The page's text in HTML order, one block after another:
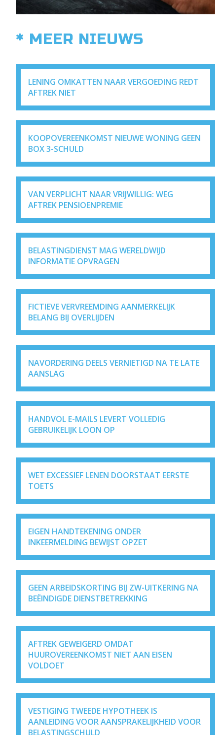
* MEER NIEUWS
LENING OMKATTEN NAAR VERGOEDING REDT
AFTREK NIET
KOOPOVEREENKOMST NIEUWE WONING GEEN
BOX 3-SCHULD
VAN VERPLICHT NAAR VRIJWILLIG: WEG
AFTREK PENSIOENPREMIE
BELASTINGDIENST MAG WERELDWIJD
INFORMATIE OPVRAGEN
FICTIEVE VERVREEMDING AANMERKELIJK
BELANG BIJ OVERLIJDEN
NAVORDERING DEELS VERNIETIGD NA TE LATE
AANSLAG
HANDVOL E-MAILS LEVERT VOLLEDIG
GEBRUIKELIJK LOON OP
WET EXCESSIEF LENEN DOORSTAAT EERSTE
TOETS
EIGEN HANDTEKENING ONDER
INKEERMELDING BEWIJST OPZET
GEEN ARBEIDSKORTING BIJ ZW-UITKERING NA
BEËINDIGDE DIENSTBETREKKING
AFTREK GEWEIGERD OMDAT
HUUROVEREENKOMST NIET AAN EISEN
VOLDOET
VESTIGING TWEEDE HYPOTHEEK IS
AANLEIDING VOOR AANSPRAKELIJKHEID VOOR
BELASTINGSCHULD